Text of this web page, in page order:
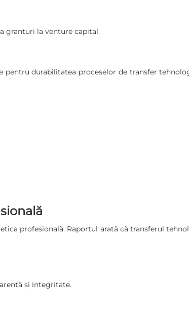
granturi la venture capital.
durabilitatea proceselor de transfer
profesională. Raportul arată că transferul
și integritate.